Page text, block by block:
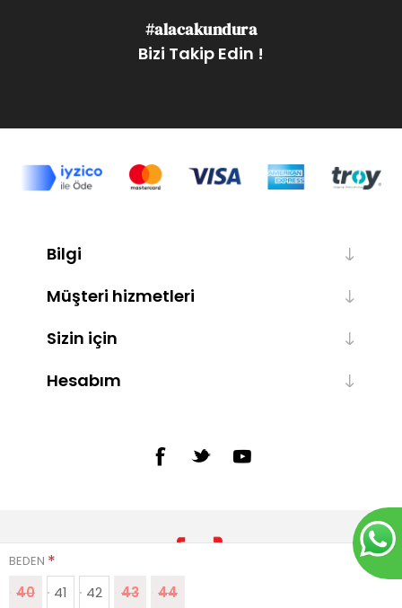
BEDEN *
40 41 42 43 44
#alacakundura
Bizi Takip Edin !
Bilgi
Müşteri hizmetleri
Sizin için
Hesabım